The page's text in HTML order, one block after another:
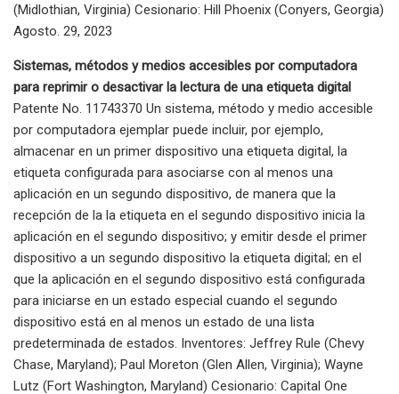
(Midlothian, Virginia) Cesionario: Hill Phoenix (Conyers, Georgia)
Agosto. 29, 2023
Sistemas, métodos y medios accesibles por computadora
para reprimir o desactivar la lectura de una etiqueta digital
Patente No. 11743370 Un sistema, método y medio accesible
por computadora ejemplar puede incluir, por ejemplo,
almacenar en un primer dispositivo una etiqueta digital, la
etiqueta configurada para asociarse con al menos una
aplicación en un segundo dispositivo, de manera que la
recepción de la la etiqueta en el segundo dispositivo inicia la
aplicación en el segundo dispositivo; y emitir desde el primer
dispositivo a un segundo dispositivo la etiqueta digital; en el
que la aplicación en el segundo dispositivo está configurada
para iniciarse en un estado especial cuando el segundo
dispositivo está en al menos un estado de una lista
predeterminada de estados. Inventores: Jeffrey Rule (Chevy
Chase, Maryland); Paul Moreton (Glen Allen, Virginia); Wayne
Lutz (Fort Washington, Maryland) Cesionario: Capital One